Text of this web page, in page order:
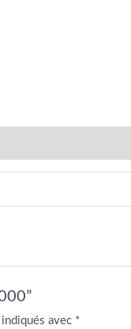
avec *